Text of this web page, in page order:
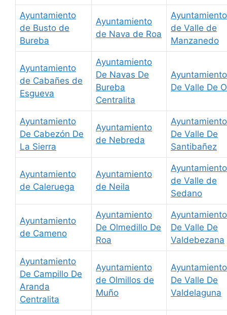
Ayuntamiento
de Busto de
Bureba
Ayuntamiento
de Nava de Roa
Ayuntamiento
de Valle de
Manzanedo
Ayuntamiento
de Cabañes de
Esgueva
Ayuntamiento
De Navas De
Bureba
Centralita
Ayuntamiento
De Valle De
Ayuntamiento
De Cabezón De
La Sierra
Ayuntamiento
de Nebreda
Ayuntamiento
De Valle De
Santibañez
Ayuntamiento
de Caleruega
Ayuntamiento
de Neila
Ayuntamiento
de Valle de
Sedano
Ayuntamiento
de Cameno
Ayuntamiento
De Olmedillo De
Roa
Ayuntamiento
De Valle De
Valdebezana
Ayuntamiento
De Campillo De
Aranda
Centralita
Ayuntamiento
de Olmillos de
Muño
Ayuntamiento
De Valle De
Valdelaguna